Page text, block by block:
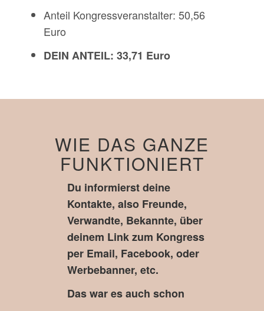
Anteil Kongressveranstalter: 50,56
Euro
DEIN ANTEIL: 33,71 Euro
WIE DAS GANZE
FUNKTIONIERT
Du informierst deine
Kontakte, also Freunde,
Verwandte, Bekannte, über
deinem Link zum Kongress
per Email, Facebook, oder
Werbebanner, etc.
Das war es auch schon